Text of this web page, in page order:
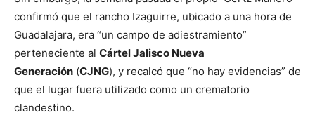
confirmó que el rancho Izaguirre, ubicado a una hora de
Guadalajara, era “un campo de adiestramiento”
perteneciente al Cártel Jalisco Nueva
Generación (CJNG), y recalcó que “no hay evidencias” de
que el lugar fuera utilizado como un crematorio
clandestino.